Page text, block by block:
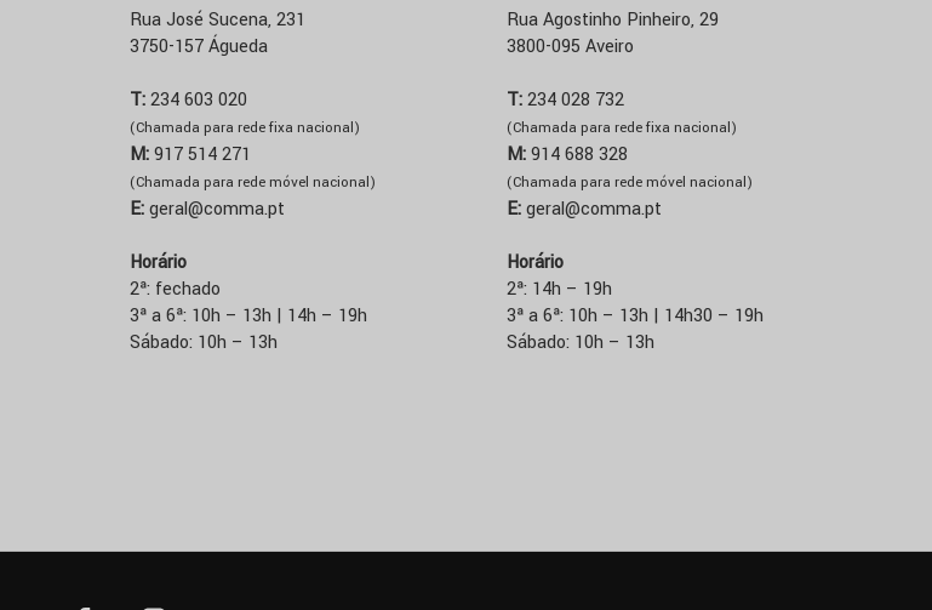
Rua José Sucena, 231
3750-157 Águeda
T:234 603 020
(Chamada para rede fixa nacional)
M:917 514 271
(Chamada para rede móvel nacional)
E:geral@comma.pt
Horário
2ª: fechado
3ª a 6ª: 10h – 13h | 14h – 19h
Sábado: 10h – 13h
Rua Agostinho Pinheiro, 29
3800-095 Aveiro
T:234 028 732
(Chamada para rede fixa nacional)
M:914 688 328
(Chamada para rede móvel nacional)
E:geral@comma.pt
Horário
2ª: 14h – 19h
3ª a 6ª: 10h – 13h | 14h30 – 19h
Sábado: 10h – 13h